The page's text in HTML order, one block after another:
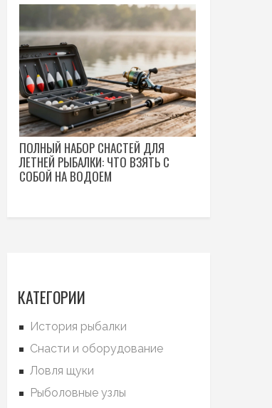
ПОЛНЫЙ НАБОР СНАСТЕЙ ДЛЯ
ЛЕТНЕЙ РЫБАЛКИ: ЧТО ВЗЯТЬ С
СОБОЙ НА ВОДОЕМ
КАТЕГОРИИ
История рыбалки
Снасти и оборудование
Ловля щуки
Рыболовные узлы